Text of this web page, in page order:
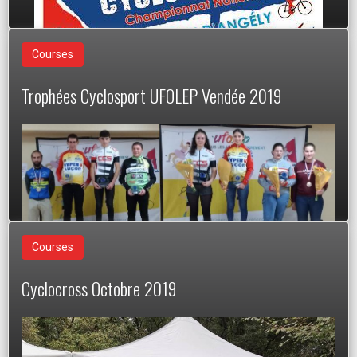
Courses
Trophées Cyclosport UFOLEP Vendée 2019
Courses
Cyclocross Octobre 2019